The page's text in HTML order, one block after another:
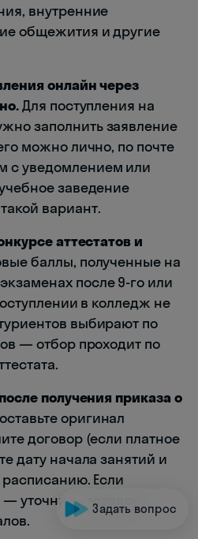
внутренние
общежития и другие
онлайн через
Для поступления на
заполнить заявление
можно лично, по почте
с уведомлением или
заведение
вариант.
аттестатов и
баллы, полученные на
после 9-го или
в колледж не
выбирают по
— отбор проходит по
получения приказа о
оригинал
договор (если платное
дату начала занятий и
расписанию. Если
уточните порядокЗадать вопрос